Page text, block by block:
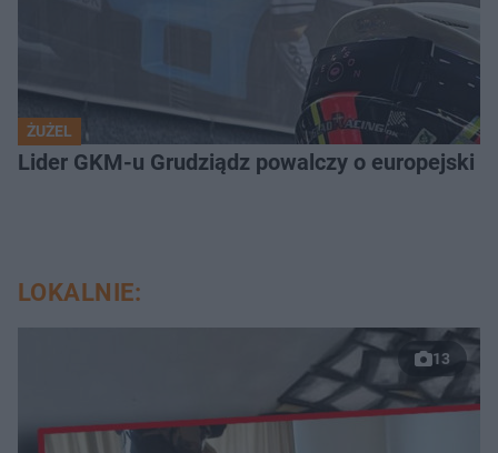
ŻUŻEL
Lider GKM-u Grudziądz powalczy o europejski
LOKALNIE:
13